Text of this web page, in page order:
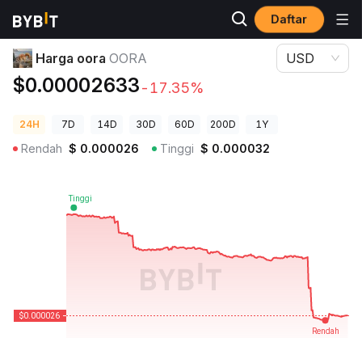
Daftar
Harga Kripto
Harga oora OORA
$0.00002633-17.35%
USD
24H 7D 14D 30D 60D 200D 1Y
Rendah $ 0.000026 Tinggi $ 0.000032